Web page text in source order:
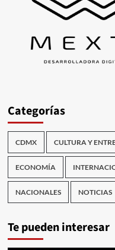
Categorías
CDMX CULTURA Y
ECONOMÍA
NACIONALES NOTICIAS
Te pueden interesar